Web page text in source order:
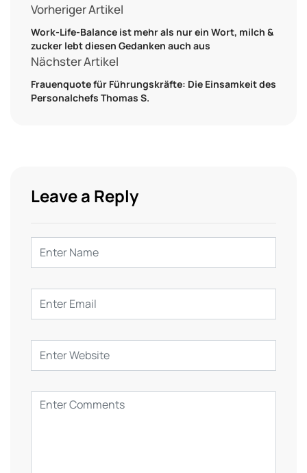
Vorheriger Artikel
Work-Life-Balance ist mehr als nur ein Wort, milch &
zucker lebt diesen Gedanken auch aus
Nächster Artikel
Frauenquote für Führungskräfte: Die Einsamkeit des
Personalchefs Thomas S.
Leave a Reply